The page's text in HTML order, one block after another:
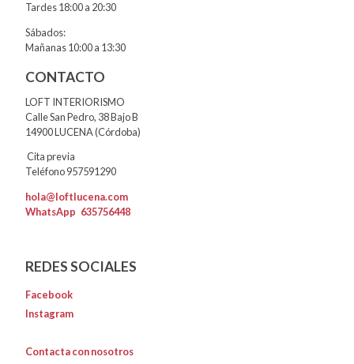
Tardes 18:00 a 20:30
Sábados:
Mañanas 10:00 a 13:30
CONTACTO
LOFT INTERIORISMO
Calle San Pedro, 38 Bajo B
14900 LUCENA (Córdoba)
Cita previa
Teléfono 957591290
hola@loftlucena.com
WhatsApp 635756448
REDES SOCIALES
Facebook
Instagram
Contacta con nosotros